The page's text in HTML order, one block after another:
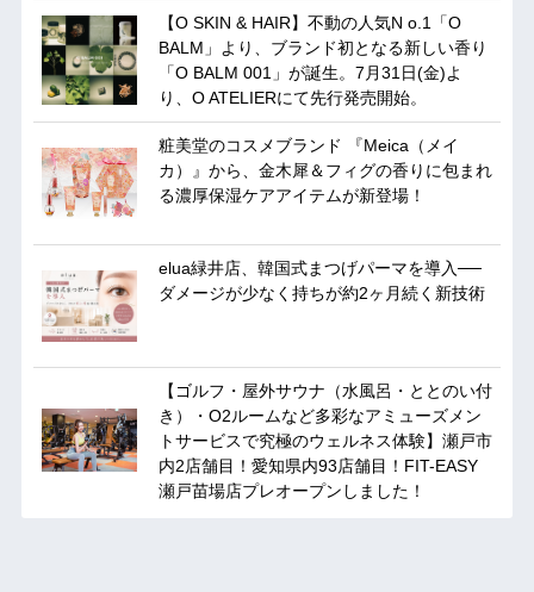
【O SKIN & HAIR】不動の人気N o.1「O
BALM」より、ブランド初となる新しい香り
「O BALM 001」が誕生。7月31日(金)よ
り、O ATELIERにて先行発売開始。
粧美堂のコスメブランド 『Meica（メイ
カ）』から、金木犀＆フィグの香りに包まれ
る濃厚保湿ケアアイテムが新登場！
elua緑井店、韓国式まつげパーマを導入──
ダメージが少なく持ちが約2ヶ月続く新技術
【ゴルフ・屋外サウナ（水風呂・ととのい付
き）・O2ルームなど多彩なアミューズメン
トサービスで究極のウェルネス体験】瀬戸市
内2店舗目！愛知県内93店舗目！FIT-EASY
瀬戸苗場店プレオープンしました！